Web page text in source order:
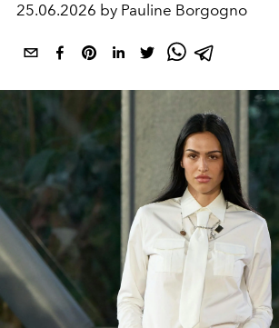
25.06.2026 by Pauline Borgogno